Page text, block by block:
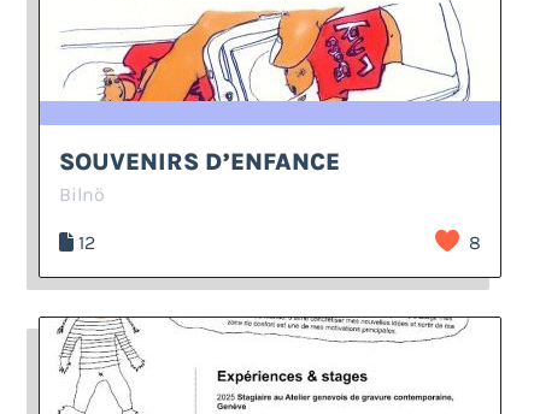
SOUVENIRS D’ENFANCE
Bilnö
12 8